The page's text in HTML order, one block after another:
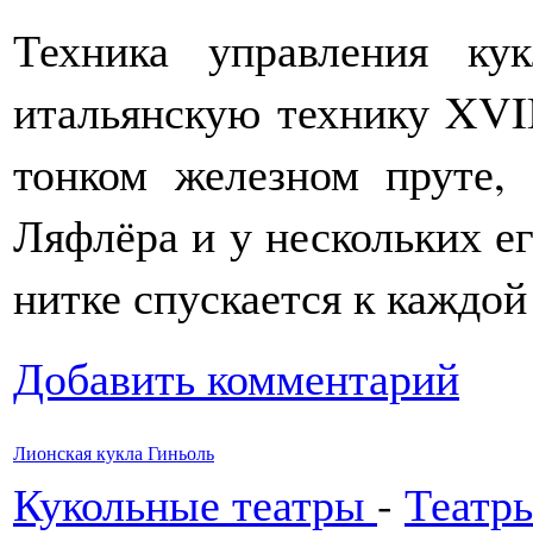
Техника управления
итальянскую технику
тонком железном
Ляфлёра и у нескольких
нитке спускается к
Добавить комментарий
Лионская кукла Гиньоль
Кукольные театры -